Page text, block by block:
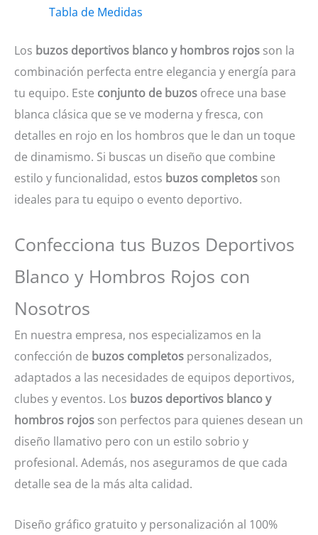
hombrosTabla de Medidas
Los buzos deportivos blanco y hombros rojos son la
combinación perfecta entre elegancia y energía para
tu equipo. Este conjunto de buzos ofrece una base
blanca clásica que se ve moderna y fresca, con
detalles en rojo en los hombros que le dan un toque
de dinamismo. Si buscas un diseño que combine
estilo y funcionalidad, estos buzos completos son
ideales para tu equipo o evento deportivo.
Confecciona tus Buzos Deportivos
Blanco y Hombros Rojos con
Nosotros
En nuestra empresa, nos especializamos en la
confección de buzos completos personalizados,
adaptados a las necesidades de equipos deportivos,
clubes y eventos. Los buzos deportivos blanco y
hombros rojos son perfectos para quienes desean un
diseño llamativo pero con un estilo sobrio y
profesional. Además, nos aseguramos de que cada
detalle sea de la más alta calidad.
Diseño gráfico gratuito y personalización al 100%